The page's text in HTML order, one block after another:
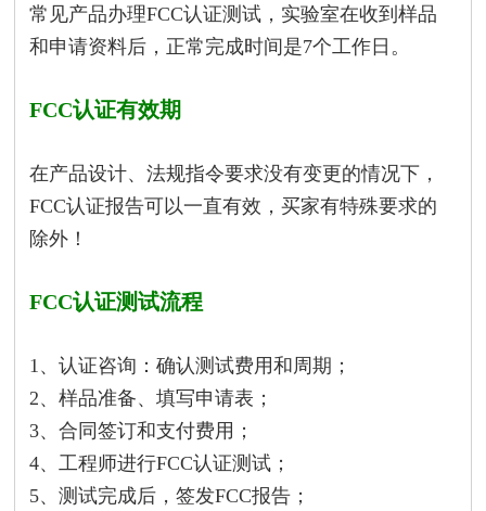
常见产品办理FCC认证测试，实验室在收到样品
和申请资料后，正常完成时间是7个工作日。
FCC认证有效期
在产品设计、法规指令要求没有变更的情况下，
FCC认证报告可以一直有效，买家有特殊要求的
除外！
FCC认证测试流程
1、认证咨询：确认测试费用和周期；
2、样品准备、填写申请表；
3、合同签订和支付费用；
4、工程师进行FCC认证测试；
5、测试完成后，签发FCC报告；